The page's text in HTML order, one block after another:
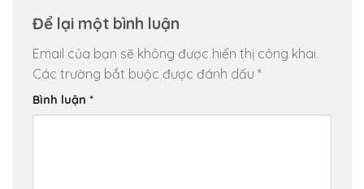
Để lại một bình luận
Email của bạn sẽ không được hiển thị công khai.
Các trường bắt buộc được đánh dấu *
Bình luận *